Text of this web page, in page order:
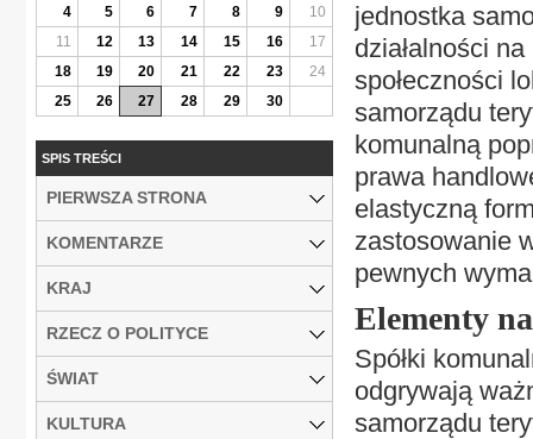
jednostka
działalności
społeczności
samorządu
komunalną
prawa
elastyczną
zastosowanie
pewnych
Elementy
Spółki
odgrywają
samorządu
4
5 6 7 8 9
10
11
12 13 14 15 16
17
18
19 20 21 22 23
24
25
26 27 28 29 30
SPIS TREŚCI
PIERWSZA STRONA
KOMENTARZE
KRAJ
RZECZ O POLITYCE
ŚWIAT
KULTURA